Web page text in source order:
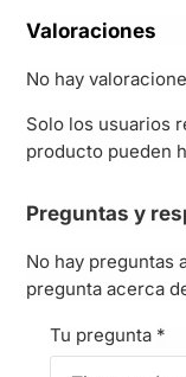
Valoraciones
No hay
Solo los usuarios
producto pueden
Preguntas y
No hay preguntas
pregunta acerca
Tu pregunta *